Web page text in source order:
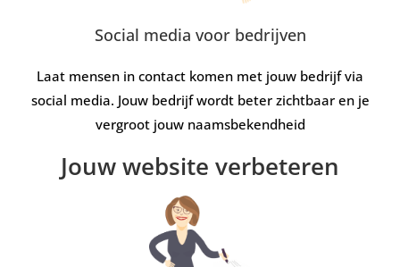
Social media voor bedrijven
Laat mensen in contact komen met jouw bedrijf via
social media. Jouw bedrijf wordt beter zichtbaar en je
vergroot jouw naamsbekendheid
Jouw website verbeteren